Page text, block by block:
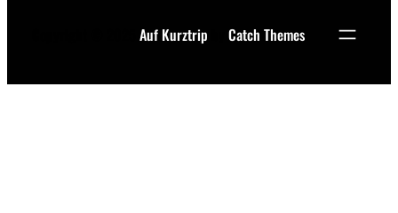
Auf Kurztrip Catch Themes